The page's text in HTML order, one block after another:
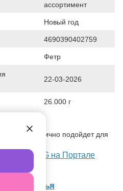
ассортимент
Новый год
4690390402759
Фетр
22-03-2026
26.000 г
Заяц отлично подойдет для
фетр/G на Портале
Друзья